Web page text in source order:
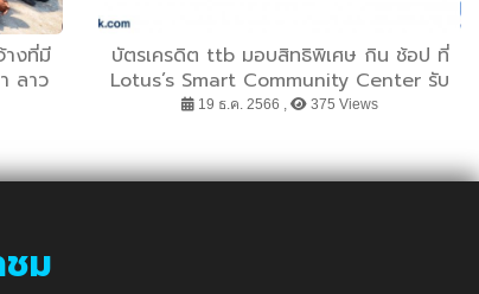
างที่มี
ลาว
ยใน
บัตรเครดิต ttb มอบสิทธิพิเศษ กิน ช้อป ที่
Lotus’s Smart Community Center รับ
บัตรกำนัลสูงสุด 600 บาท พร้อมแลกคะแนน
19 ธ.ค. 2566 , 375 Views
ชม